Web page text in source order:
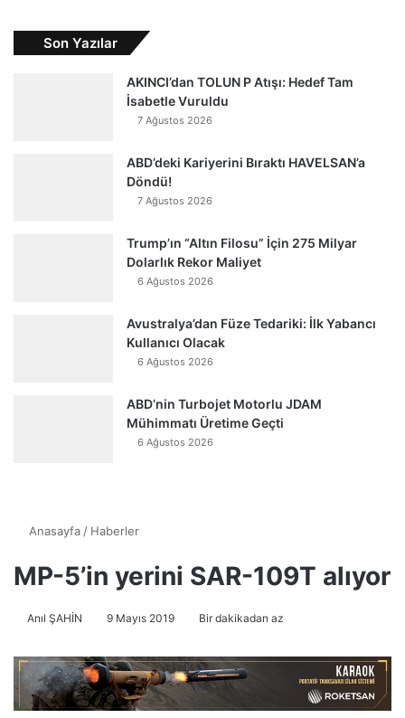
Son Yazılar
AKINCI’dan TOLUN P Atışı: Hedef Tam
İsabetle Vuruldu
7 Ağustos 2026
ABD’deki Kariyerini Bıraktı HAVELSAN’a
Döndü!
7 Ağustos 2026
Trump’ın “Altın Filosu” İçin 275 Milyar
Dolarlık Rekor Maliyet
6 Ağustos 2026
Avustralya’dan Füze Tedariki: İlk Yabancı
Kullanıcı Olacak
6 Ağustos 2026
ABD’nin Turbojet Motorlu JDAM
Mühimmatı Üretime Geçti
6 Ağustos 2026